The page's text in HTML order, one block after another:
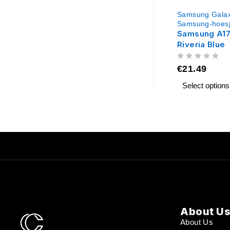
Samsung
Samsung-
Samsung
Riveria Blue
€21.49
Select options
About Us
About Us